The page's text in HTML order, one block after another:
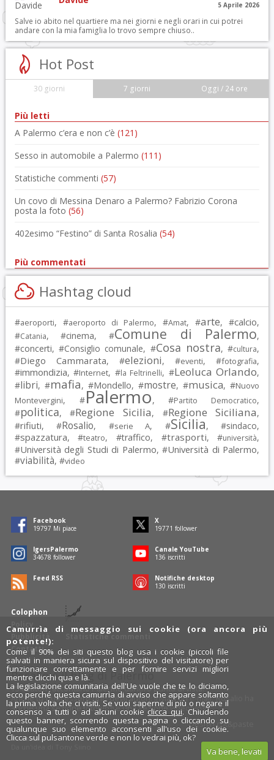
5 Aprile 2026
Salve io abito nel quartiere ma nei giorni e negli orari in cui potrei
andare con la mia famiglia lo trovo sempre chiuso..
Hot Post
30 giorni 7 giorni Oggi / 24 ore
Più letti
A Palermo c’era e non c’è (121)
Sesso in automobile a Palermo (111)
Statistiche commenti (57)
Un covo di Messina Denaro a Palermo? Fabrizio Corona
posta la foto (56)
402esimo “Festino” di Santa Rosalia (54)
Più commentati
Hashtag cloud
#aeroporti, #aeroporto di Palermo, #Amat, #arte, #calcio,
#Catania, #cinema, #Comune di Palermo,
#concerti, #Consiglio comunale, #Cosa nostra, #cultura,
#Diego Cammarata, #elezioni, #eventi, #fotografia,
#immondizia, #Internet, #la Feltrinelli, #Leoluca Orlando,
#libri, #mafia, #Mondello, #mostre, #musica, #Nuovo
Montevergini, #Palermo, #Partito Democratico,
#politica, #Regione Sicilia, #Regione Siciliana,
#rifiuti, #Rosalio, #serie A, #Sicilia, #sindaco,
#spazzatura, #teatro, #traffico, #trasporti, #università,
#Università degli Studi di Palermo, #Università di Palermo,
#viabilità, #video
Colophon
Policy
Pubblicità
Contatti
Statistiche commenti
Facebook
19797 Mi piace
X
19771 follower
IgersPalermo
34678 follower
Canale YouTube
136 iscritti
Feed RSS
Notifiche desktop
130 iscritti
Rosalio è il blog di Palermo
754 autoriraccontano Palermo dal loro punto di vista.
Anche tu puoi essere uno degli autori: inviaci un' e-mail. Rosalio ha
anche una sezionefotobloge una sezionevideoblog.
Designcut&paste
Rosalio.it
x
Instagram
Camurrìa di messaggio sui cookie (ora ancora più
potente!):
Come il 90% dei siti questo blog usa i cookie (piccoli file
salvati in maniera sicura sul dispositivo del visitatore) per
funzionare correttamente e per fornire servizi migliori
mentre clicchi qua e là.
La legislazione comunitaria dell'Ue vuole che te lo diciamo,
ecco perché questa camurrìa di avviso che appare soltanto
la prima volta che ci visiti. Se vuoi saperne di più o negare il
consenso a tutti o ad alcuni cookie clicca qui. Chiudendo
questo banner, scorrendo questa pagina o cliccando su
qualunque suo elemento acconsenti all'uso dei cookie.
Clicca sul pulsantone verde e non lo vedrai più, ok?
Va bene, levati